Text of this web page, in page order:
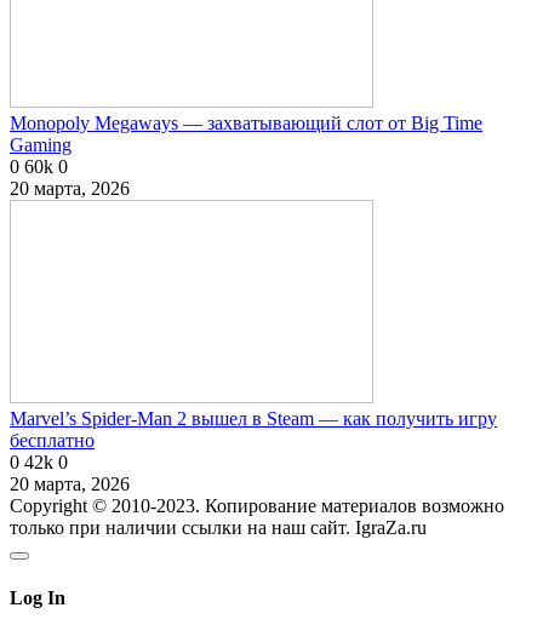
Monopoly Megaways — захватывающий слот от Big Time
Gaming
0 60k 0
20 марта, 2026
Marvel’s Spider-Man 2 вышел в Steam — как получить игру
бесплатно
0 42k 0
20 марта, 2026
Copyright © 2010-2023. Копирование материалов возможно
только при наличии ссылки на наш сайт. IgraZa.ru
Log In